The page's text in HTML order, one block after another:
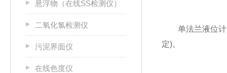
悬浮物（在线SS检测仪）
二氧化氯检测仪
污泥界面仪
在线色度仪
单法兰液位计‌：
定)。‌‌